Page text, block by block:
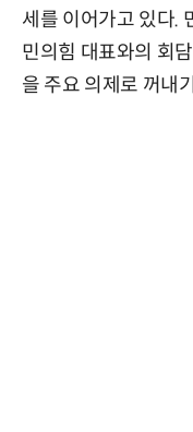
세를 이어가고 있다.
민의힘 대표와의 회
을 주요 의제로 꺼내